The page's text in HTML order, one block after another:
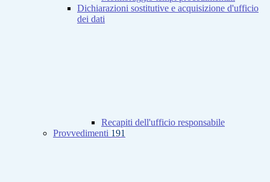
Dichiarazioni sostitutive e acquisizione d'ufficio
dei dati
Recapiti dell'ufficio responsabile
Provvedimenti 191